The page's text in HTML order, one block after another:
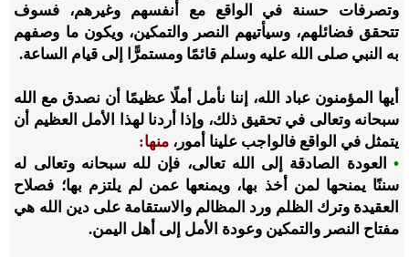
وتصرفات حسنة في الواقع مع أنفسهم وغيرهم، فسوف
تتحقق فضائلهم، وسيأتيهم النصر والتمكين، ويكون ما وصفهم
به النبي صلى الله عليه وسلم قائمًا ومستمرًّا إلى قيام الساعة.
أيها المؤمنون عباد الله، إننا نأمل أملًا عظيمًا أن نصدق مع الله
سبحانه وتعالى في تحقيق ذلك، وإذا أردنا لهذا الأمل العظيم أن
يتمثل في الواقع فالواجب علينا أمور، منها:
• العودة الصادقة إلى الله تعالى، فإن لله سبحانه وتعالى له
سننًا يمنحها لمن أخذ بها، ويمنعها عمن لم يلتزم بها؛ فصلاح
العقيدة وترك الظلم ورد المظالم والاستقامة على دين الله هي
مفتاح النصر والتمكين وعودة الأمل إلى أهل اليمن.